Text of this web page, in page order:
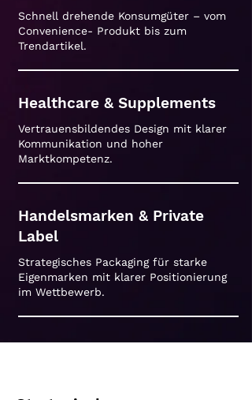
Schnell drehende Konsumgüter – vom
Convenience- Produkt bis zum
Trendartikel.
Healthcare & Supplements
Vertrauensbildendes Design mit klarer
Kommunikation und hoher
Marktkompetenz.
Handelsmarken & Private
Label
Strategisches Packaging für starke
Eigenmarken mit klarer Positionierung
im Wettbewerb.